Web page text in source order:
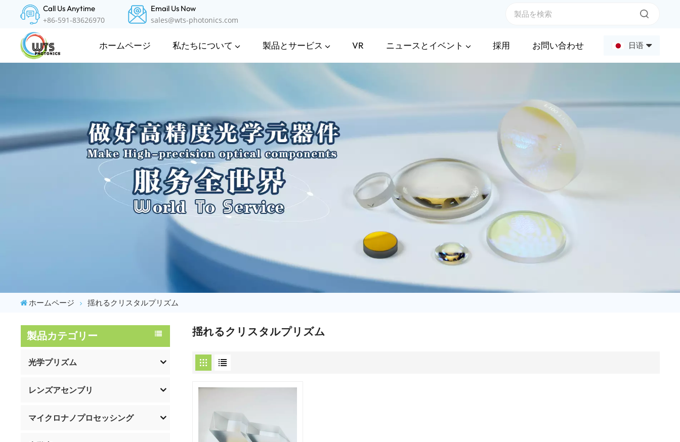
Call Us Anytime
+86-591-83626970
Email Us Now
sales@wts-photonics.com
ホームページ 私たちについて 製品とサービス VR ニュースとイベント 採用 お問い合わせ 日语
中文
ホームページ 揺れるクリスタルプリズム
製品カテゴリー
光学プリズム
レンズアセンブリ
マイクロナノプロセッシング
揺れるクリスタルプリズム